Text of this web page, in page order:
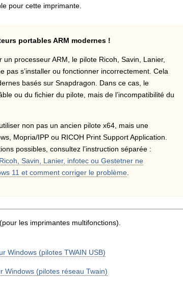
pour cette imprimante.
portables ARM modernes !
processeur ARM, le pilote Ricoh, Savin, Lanier,
pas s’installer ou fonctionner incorrectement. Cela
basés sur Snapdragon. Dans ce cas, le
ou du fichier du pilote, mais de l’incompatibilité du
non pas un ancien pilote x64, mais une
Mopria/IPP ou RICOH Print Support Application.
possibles, consultez l’instruction séparée :
Savin, Lanier, infotec ou Gestetner ne
11 et comment corriger le problème
les imprimantes multifonctions).
Windows (pilotes TWAIN USB)
Windows (pilotes réseau Twain)